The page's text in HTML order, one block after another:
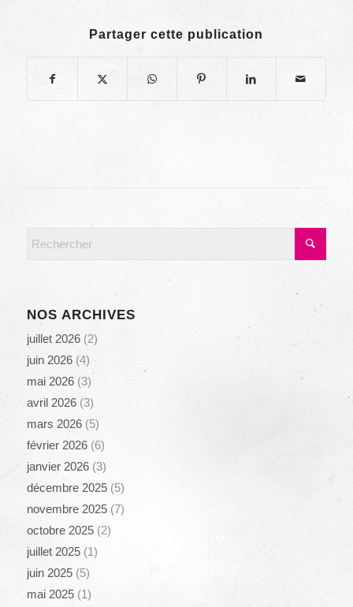
Partager cette publication
NOS ARCHIVES
juillet 2026(2)
juin 2026(4)
mai 2026(3)
avril 2026(3)
mars 2026(5)
février 2026(6)
janvier 2026(3)
décembre 2025(5)
novembre 2025(7)
octobre 2025(2)
juillet 2025(1)
juin 2025(5)
mai 2025(1)